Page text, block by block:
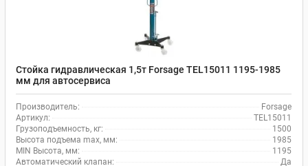
Стойка гидравлическая 1,5т Forsage TEL15011 1195-1985
мм для автосервиса
Производитель:
Forsage
Артикул:
TEL15011
Грузоподъемность, кг:
1500
Высота подъема max, мм:
1985
MIN Высота, мм:
1195
Автоматический клапан:
Да